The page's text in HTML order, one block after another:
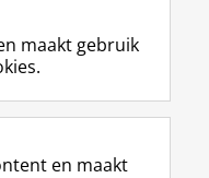
i
k
e
I
-
S
-
f
e
R
n
t
r
m
o
T
e
k
maakt gebruik
en maakt